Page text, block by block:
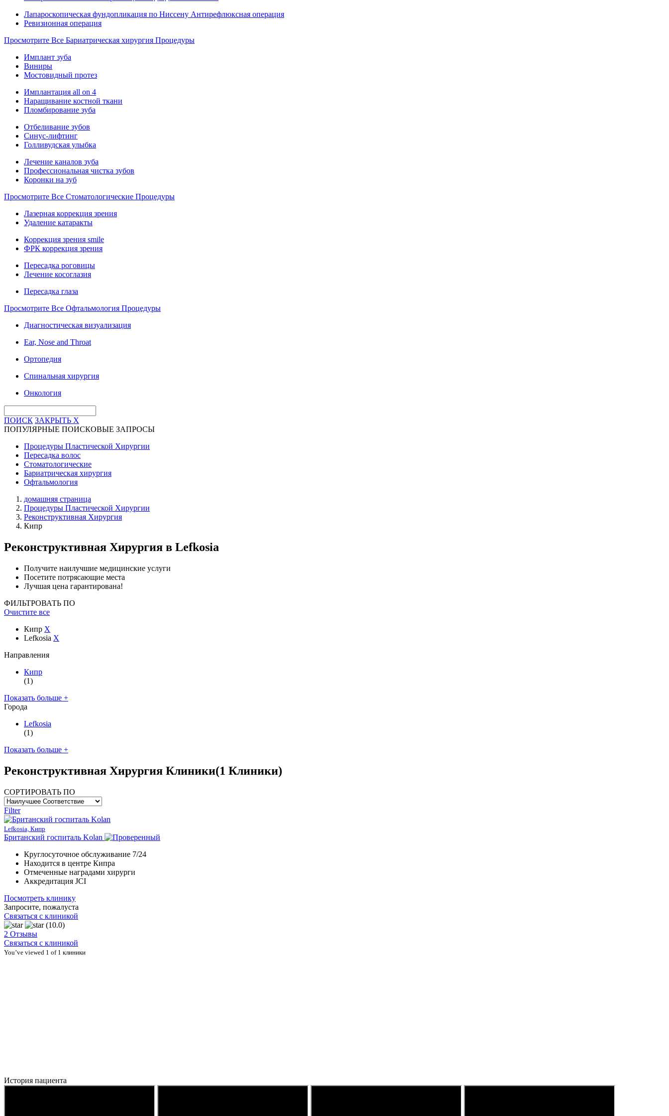
Лапароскопическая фундопликация по Ниссену Антирефлюксная операция
Ревизионная операция
Просмотрите Все Бариатрическая хирургия Процедуры
Имплант зуба
Виниры
Мостовидный протез
Имплантация all on 4
Наращивание костной ткани
Пломбирование зуба
Отбеливание зубов
Синус-лифтинг
Голливудская улыбка
Лечение каналов зуба
Профессиональная чистка зубов
Коронки на зуб
Просмотрите Все Стоматологические Процедуры
Лазерная коррекция зрения
Удаление катаракты
Коррекция зрения smile
ФРК коррекция зрения
Пересадка роговицы
Лечение косоглазия
Пересадка глаза
Просмотрите Все Офтальмология Процедуры
Диагностическая визуализация
Ear, Nose and Throat
Ортопедия
Спинальная хирургия
Онкология
ПОИСК ЗАКРЫТЬ X
ПОПУЛЯРНЫЕ ПОИСКОВЫЕ ЗАПРОСЫ
Процедуры Пластической Хирургии
Пересадка волос
Стоматологические
Бариатрическая хирургия
Офтальмология
домашняя страница
Процедуры Пластической Хирургии
Реконструктивная Хирургия
Кипр
Реконструктивная Хирургия в Lefkosia
Получите наилучшие медицинские услуги
Посетите потрясающие места
Лучшая цена гарантирована!
ФИЛЬТРОВАТЬ ПО
Очистите все
Кипр X
Lefkosia X
Направления
Кипр
(1)
Показать больше +
Города
Lefkosia
(1)
Показать больше +
Реконструктивная Хирургия Клиники(1 Клиники)
СОРТИРОВАТЬ ПО
Filter
Lefkosia, Кипр
Британский госпиталь Kolan
Круглосуточное обслуживание 7/24
Находится в центре Кипра
Отмеченные наградами хирурги
Аккредитация JCI
Посмотреть клинику
Запросите, пожалуста
Связаться с клиникой
(10.0)
2 Отзывы
Связаться с клиникой
You’ve viewed 1 of 1 клиники
История пациента